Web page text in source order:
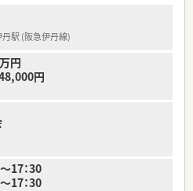
駅 (阪急伊丹線)
円
円
17：30
：30